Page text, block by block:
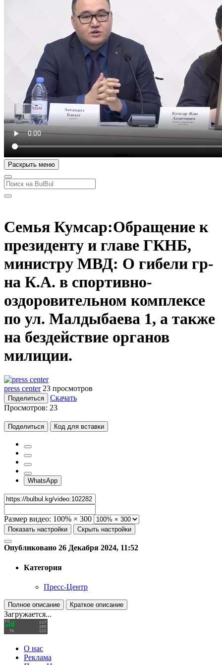
Раскрыть меню
Семья Кумсар:Обращение к
президенту и главе ГКНБ,
министру МВД: О гибели гр-
на К.А. в спортивно-
оздоровительном комплексе
по ул. Малдыбаева 1, а также
на бездействие органов
милиции.
press center 23 просмотров
Поделиться
Скачать
Просмотров: 23
Поделиться Код для вставки
WhatsApp
Размер видео: 100% × 300
Показать настройки Скрыть настройки
Опубликовано 26 Декабря 2024, 11:52
Категория
Пресс-Центр
Полное описание Краткое описание
Загружается...
О нас
Реклама